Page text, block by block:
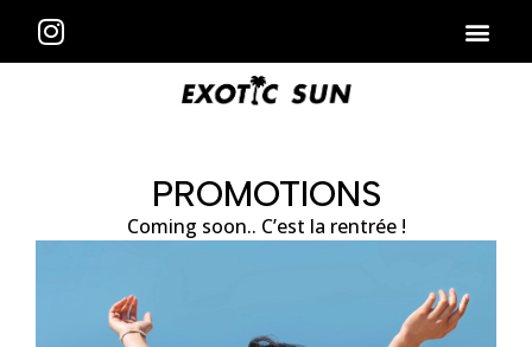
PROMOTIONS
Coming soon.. C’est la rentrée !